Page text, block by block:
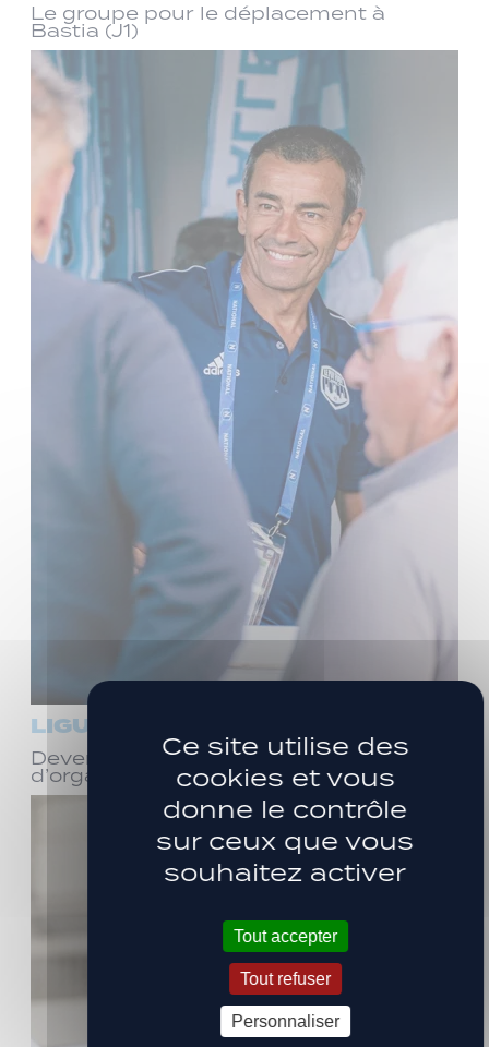
Le groupe pour le déplacement à
Bastia (J1)
LIGUE 3
Devenez bénévole ! Réunion
d’organisation le samedi 8 août
Ce site utilise des
cookies et vous
donne le contrôle
sur ceux que vous
souhaitez activer
Tout accepter
Tout refuser
Personnaliser